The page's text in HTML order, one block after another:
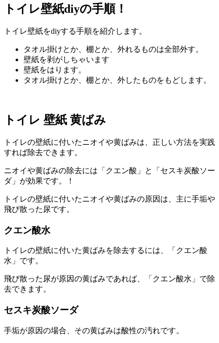
トイレ壁紙diyの手順！
トイレ壁紙をdiyする手順を紹介します。
タオル掛けとか、棚とか、外れるものは全部外す。
壁紙を剥がしちゃいます
壁紙をはります。
タオル掛けとか、棚とか、外したものをもどします。
トイレ 壁紙 黄ばみ
トイレの壁紙に付いたニオイや黄ばみは、正しい方法を実践
すれば除去できます。
ニオイや黄ばみの除去には「クエン酸」と「セスキ炭酸ソー
ダ」が効果です。！
トイレの壁紙に付いたニオイや黄ばみの原因は、主に手垢や
飛び散った尿です。
クエン酸水
トイレの壁紙に付いた黄ばみを除去するには、「クエン酸
水」です。
飛び散った尿が原因の黄ばみであれば、「クエン酸水」で除
去できます。
セスキ炭酸ソーダ
手垢が原因の場合、その黄ばみは酸性の汚れです。